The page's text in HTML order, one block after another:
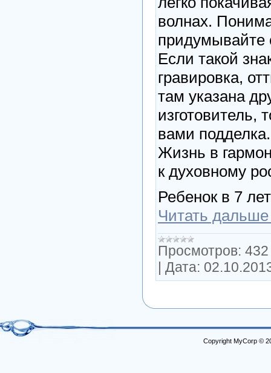
волнах.
придумывайте
Если такой
гравировка,
там указана
изготовитель,
вами
Жизнь в
к духовному
Ребенок в 7
Читать
Просмотров: 432
| Дата:
Copyright MyCorp ©